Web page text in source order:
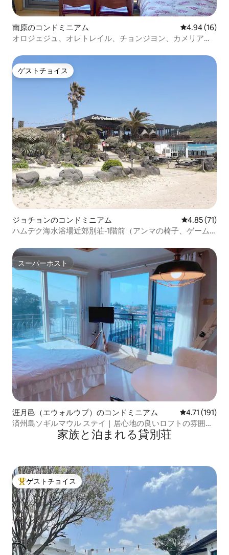
南原のコンドミニアム レビュー16
4.94 (16)
オロジェジュ、オレトレイル、チョンジヨン、カメリア、
ゲストチョイス
ゲストチョイス
ジョチョンのコンドミニアム レビュー71
4.85 (71)
ハムデク海水浴場近郊別荘-1階前（アンマの椅子、ゲーム
スーパーホスト
スーパーホスト
涯月邑（エウォルウプ）のコンドミニアム レビュー191
4.71 (191)
済州島ソギルマウル ステイ｜居心地の良いロフトの雰囲気 |
家族と泊まれる貸別荘
大好評のゲストチョイスです。
ゲストチョイス